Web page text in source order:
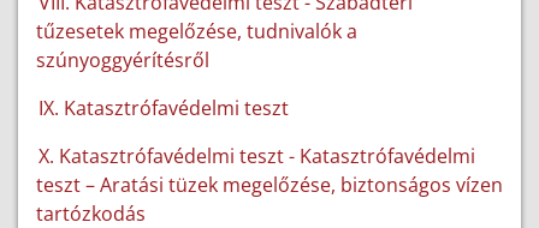
tűzesetek megelőzése, tudnivalók a
szúnyoggyérítésről
IX. Katasztrófavédelmi teszt
X. Katasztrófavédelmi teszt - Katasztrófavédelmi
teszt – Aratási tüzek megelőzése, biztonságos vízen
tartózkodás